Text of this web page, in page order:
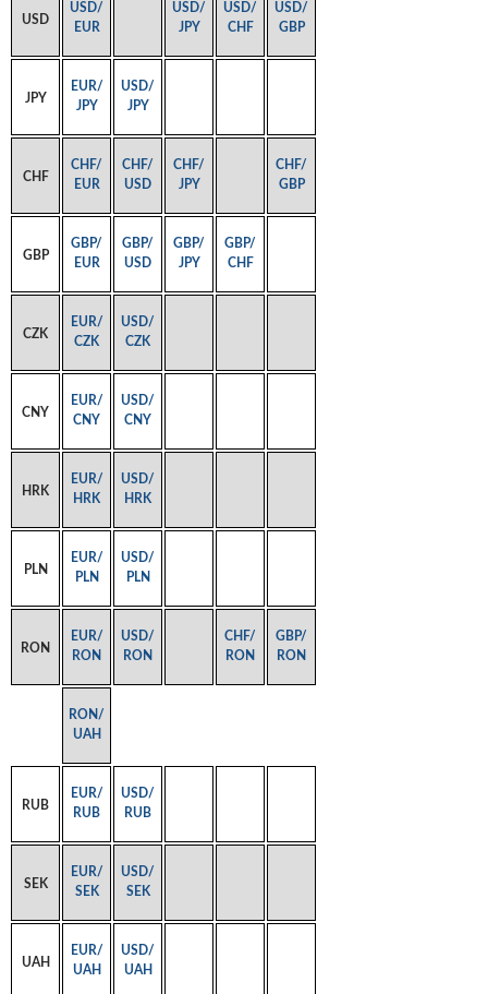
USD
USD/
EUR
USD/
JPY
USD/
CHF
USD/
GBP
JPY
EUR/
JPY
USD/
JPY
CHF
CHF/
EUR
CHF/
USD
CHF/
JPY
CHF/
GBP
GBP
GBP/
EUR
GBP/
USD
GBP/
JPY
GBP/
CHF
CZK
EUR/
CZK
USD/
CZK
CNY
EUR/
CNY
USD/
CNY
HRK
EUR/
HRK
USD/
HRK
PLN
EUR/
PLN
USD/
PLN
RON
EUR/
RON
USD/
RON
CHF/
RON
GBP/
RON
RON/
UAH
RUB
EUR/
RUB
USD/
RUB
SEK
EUR/
SEK
USD/
SEK
UAH
EUR/
UAH
USD/
UAH